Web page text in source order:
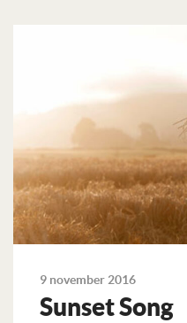
9 november 2016
Sunset Song